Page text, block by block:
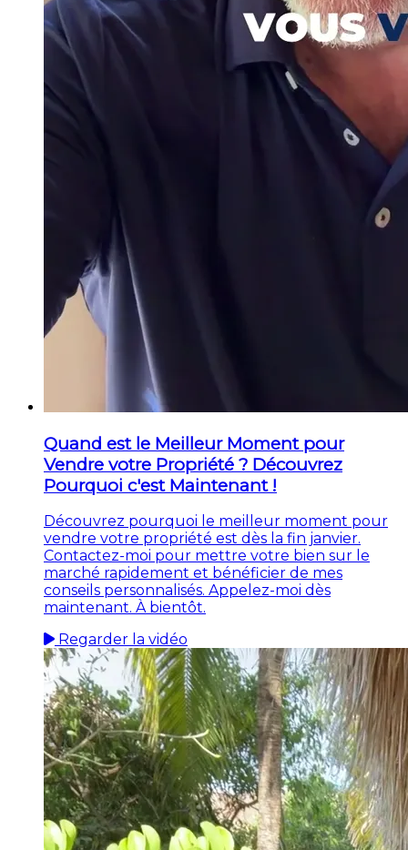
Quand est le Meilleur Moment pour
Vendre votre Propriété ? Découvrez
Pourquoi c'est Maintenant !
Découvrez pourquoi le meilleur moment pour
vendre votre propriété est dès la fin janvier.
Contactez-moi pour mettre votre bien sur le
marché rapidement et bénéficier de mes
conseils personnalisés. Appelez-moi dès
maintenant. À bientôt.
Regarder la vidéo